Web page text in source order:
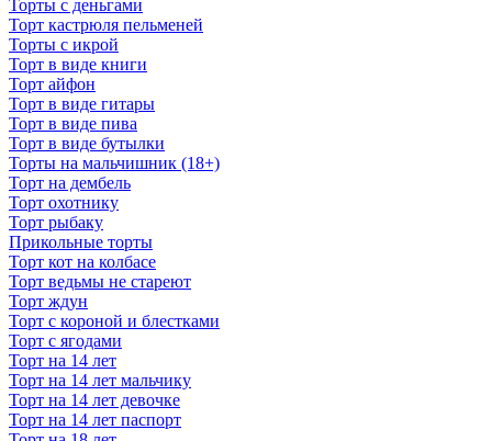
Торты с деньгами
Торт кастрюля пельменей
Торты с икрой
Торт в виде книги
Торт айфон
Торт в виде гитары
Торт в виде пива
Торт в виде бутылки
Торты на мальчишник (18+)
Торт на дембель
Торт охотнику
Торт рыбаку
Прикольные торты
Торт кот на колбасе
Торт ведьмы не стареют
Торт ждун
Торт с короной и блестками
Торт с ягодами
Торт на 14 лет
Торт на 14 лет мальчику
Торт на 14 лет девочке
Торт на 14 лет паспорт